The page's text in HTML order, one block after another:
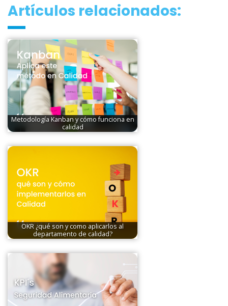
Artículos relacionados:
Metodología Kanban y cómo funciona en
calidad
OKR ¿qué son y como aplicarlos al
departamento de calidad?